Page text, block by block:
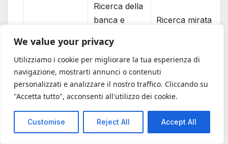
We value your privacy
Utilizziamo i cookie per migliorare la tua esperienza di
navigazione, mostrarti annunci o contenuti
personalizzati e analizzare il nostro traffico. Cliccando su
"Accetta tutto", acconsenti all'utilizzo dei cookie.
Customise Reject All Accept All
Fase 3
Ricerca della
banca e
mutuo.
Ansia per
l’esito.
Ricerca mirata
certificato.
Fase 4
Attesa di 30-
60 giorni per
l’analisi
Proposta
d’acquisto forte,
spesso con